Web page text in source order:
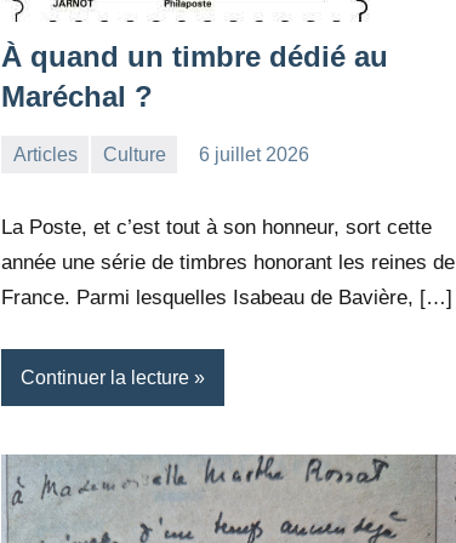
À quand un timbre dédié au
Maréchal ?
Articles Culture
6 juillet 2026
La Poste, et c’est tout à son honneur, sort cette
année une série de timbres honorant les reines de
France. Parmi lesquelles Isabeau de Bavière, […]
Continuer la lecture